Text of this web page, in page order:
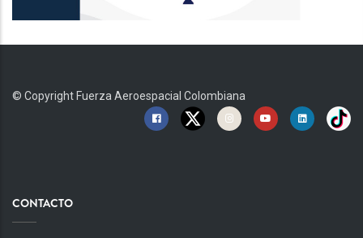
© Copyright Fuerza Aeroespacial Colombiana
CONTACTO